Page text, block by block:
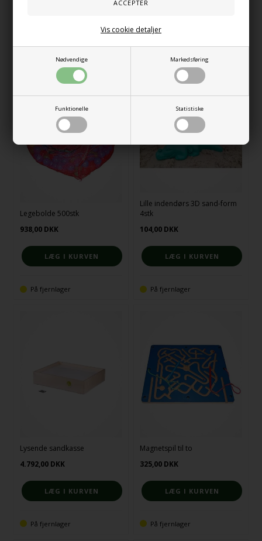
Nødvendige Markedsføring
Funktionelle Statistiske
Vis cookie detaljer
På lager På lager
Legebolde 500stk
938,00 DKK
På fjernlager
Lille indendørs 3D sand-form
4stk
104,00 DKK
På fjernlager
Lysende sandkasse
4.792,00 DKK
På fjernlager
Magnetspil til to
325,00 DKK
På fjernlager